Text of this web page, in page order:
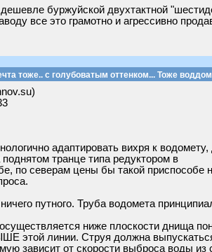
буржуйской двухтактной
все это грамотно и агрессивно
тоже.. с голубоватым оттенком... Тоже
адаптировать вихря к
транце типа редуктором в
по северам цены бы такой приспособе
путного. Труба водомета
ниже плоскости днища
линии. Струя должна
зависит от скорости выброса воды